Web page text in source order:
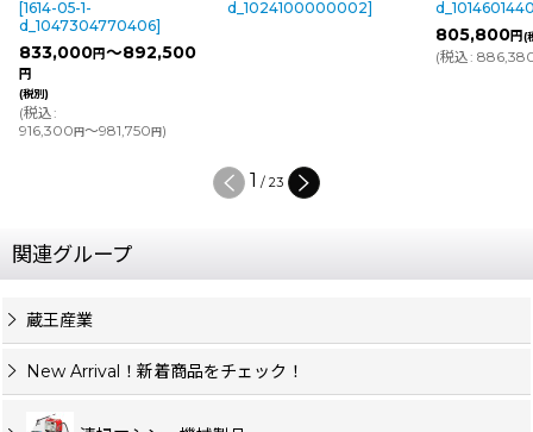
[1614-05-1-
d_1047304770406]
833,000円～892,500
円
(税別)
(税込:
916,300円～981,750円)
d_1024100000002]
805,800円(
(税込:
1 / 23
関連グループ
蔵王産業
New Arrival！新着商品をチェック！